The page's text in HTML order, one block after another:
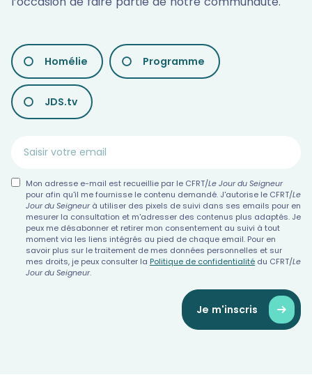
LES
DIFFÉRENTES
NEWSLETTERS
Homélie Programme
JDS.tv
Mon adresse e-mail est recueillie par le CFRT/Le Jour du Seigneur
pour afin qu'il me fournisse le contenu demandé. J'autorise le CFRT/Le
Jour du Seigneurà utiliser des pixels de suivi dans ses emails pour en
mesurer la consultation et m'adresser des contenus plus adaptés. Je
peux me désabonner et retirer mon consentement au suivi à tout
moment via les liens intégrés au pied de chaque email. Pour en
savoir plus sur le traitement de mes données personnelles et sur
mes droits, je peux consulter la Politique de confidentialité du CFRT/Le
Jour du Seigneur.
Je m'inscris